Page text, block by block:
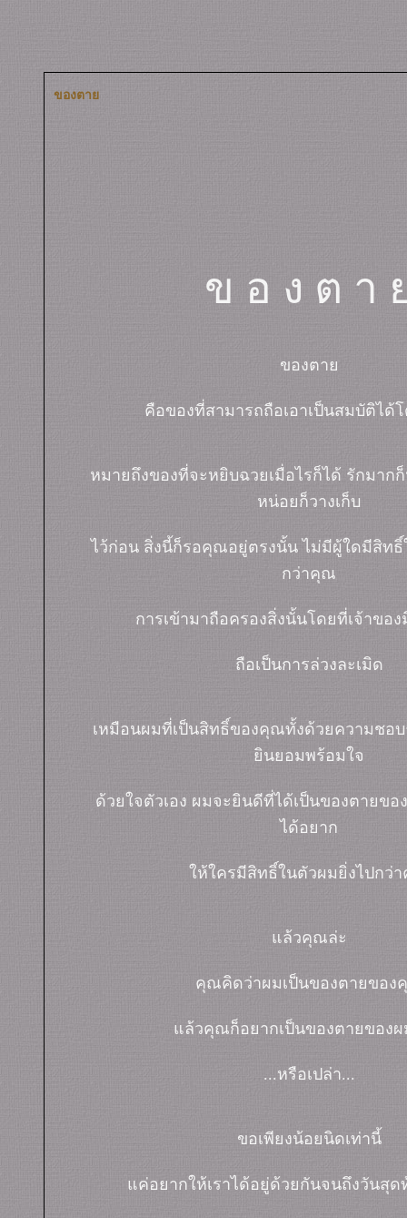
ของตา
ข อ ง ต
ของตา
คือของที่สามารถถือเอาเป็นสมบัติได้
หมายถึงของที่จะหยิบฉวยเมื่อไรก็ได้ รักมาก
หน่อยก็วางเก็บ
ไว้ก่อน สิ่งนี้ก็รอคุณอยู่ตรงนั้น ไม่มีผู้ใดมีสิทธิ์
กว่าคุณ
การเข้ามาถือครองสิ่งนั้นโดยที่เจ้าขอ
ถือเป็นการล่วงละเมิด
เหมือนผมที่เป็นสิทธิ์ของคุณทั้งด้วยความชอ
ินยอมพร้อมใจ
ด้วยใจตัวเอง ผมจะยินดีที่ได้เป็นของตายข
ได้อยาก
ห้ใครมีสิทธิ์ในตัวผมยิ่งไปกว่
ล้วคุณล่ะ
คุณคิดว่าผมเป็นของตายของ
ล้วคุณก็อยากเป็นของตายของ
...หรือเปล่า...
ขอเพียงน้อยนิดเท่านี้
ค่อยากให้เราได้อยู่ด้วยกันจนถึงวันสุด